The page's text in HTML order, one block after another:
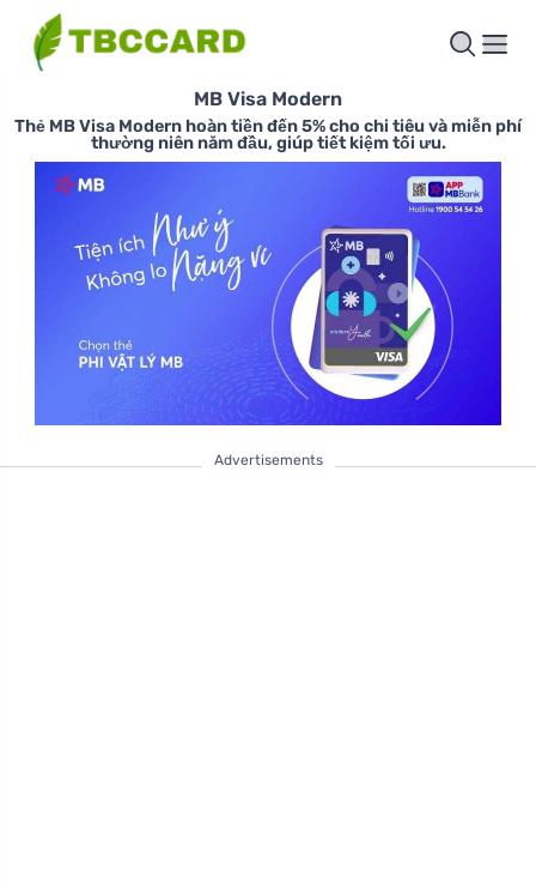
MB Visa Modern
Thẻ MB Visa Modern hoàn tiền đến 5% cho chi tiêu và miễn phí
thường niên năm đầu, giúp tiết kiệm tối ưu.
Advertisements